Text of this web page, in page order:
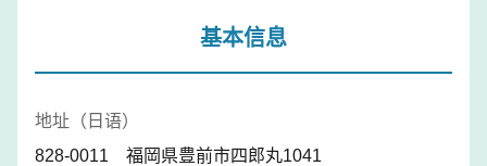
基本信息
地址（日语）
828-0011 福岡県豊前市四郎丸1041